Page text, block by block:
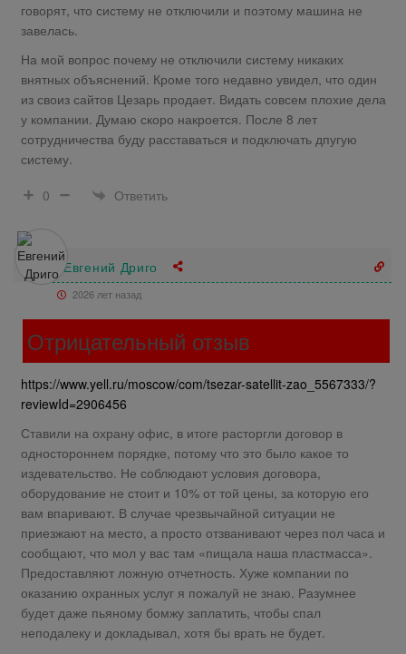
говорят, что систему не отключили и поэтому машина не
завелась.
На мой вопрос почему не отключили систему никаких
внятных объяснений. Кроме того недавно увидел, что один
из своиз сайтов Цезарь продает. Видать совсем плохие дела
у компании. Думаю скоро накроется. После 8 лет
сотрудничества буду расставаться и подключать дпугую
систему.
0
Ответить
Евгений Дриго
2026 лет назад
Отрицательный отзыв
https://www.yell.ru/moscow/com/tsezar-satellit-zao_5567333/?
reviewId=2906456
Ставили на охрану офис, в итоге расторгли договор в
одностороннем порядке, потому что это было какое то
издевательство. Не соблюдают условия договора,
оборудование не стоит и 10% от той цены, за которую его
вам впаривают. В случае чрезвычайной ситуации не
приезжают на место, а просто отзванивают через пол часа и
сообщают, что мол у вас там «пищала наша пластмасса».
Предоставляют ложную отчетность. Хуже компании по
оказанию охранных услуг я пожалуй не знаю. Разумнее
будет даже пьяному бомжу заплатить, чтобы спал
неподалеку и докладывал, хотя бы врать не будет.